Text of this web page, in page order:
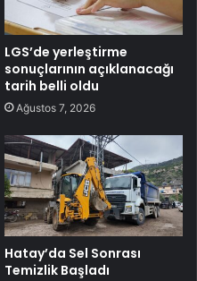
LGS’de yerleştirme
sonuçlarının açıklanacağı
tarih belli oldu
Ağustos 7, 2026
Hatay’da Sel Sonrası
Temizlik Başladı